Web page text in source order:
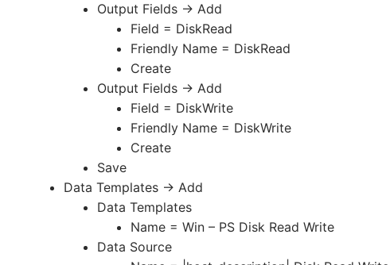
Output Fields -> Add
Field = DiskRead
Friendly Name = DiskRead
Create
Output Fields -> Add
Field = DiskWrite
Friendly Name = DiskWrite
Create
Save
Data Templates -> Add
Data Templates
Name = Win – PS Disk Read Write
Data Source